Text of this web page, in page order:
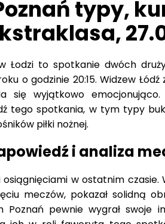
typy,
Łodzi to spotkanie dwóch
o godzinie 20:15. Widzew Łódź
się wyjątkowo
tego spotkania, w tym typy
piłki nożnej.
i analiza
w ostatnim czasie.
meczów, pokazał solidną
pewnie wygrał swoje